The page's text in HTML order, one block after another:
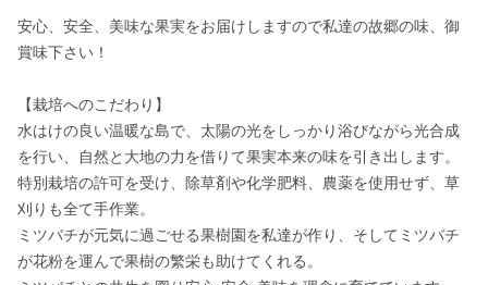
安心、安全、美味な果実をお届けしますので私達の故郷の味、御
賞味下さい！
【栽培へのこだわり】
水はけの良い温暖な島で、太陽の光をしっかり浴びながら光合成
を行い、自然と大地の力を借りて果実本来の味を引き出します。
特別栽培の許可を受け、除草剤や化学肥料、農薬を使用せず、草
刈りも全て手作業。
ミツバチが元気に過ごせる果樹園を私達が作り、そしてミツバチ
が花粉を運んで果樹の繁栄も助けてくれる。